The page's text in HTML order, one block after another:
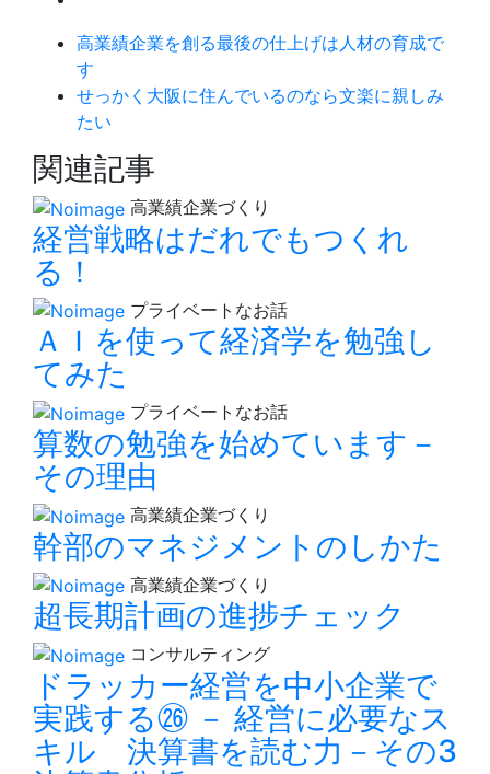
高業績企業を創る最後の仕上げは人材の育成で
す
せっかく大阪に住んでいるのなら文楽に親しみ
たい
関連記事
高業績企業づくり
経営戦略はだれでもつくれ
る！
プライベートなお話
ＡＩを使って経済学を勉強し
てみた
プライベートなお話
算数の勉強を始めています－
その理由
高業績企業づくり
幹部のマネジメントのしかた
高業績企業づくり
超長期計画の進捗チェック
コンサルティング
ドラッカー経営を中小企業で
実践する㉖ － 経営に必要なス
キル 決算書を読む力－その3